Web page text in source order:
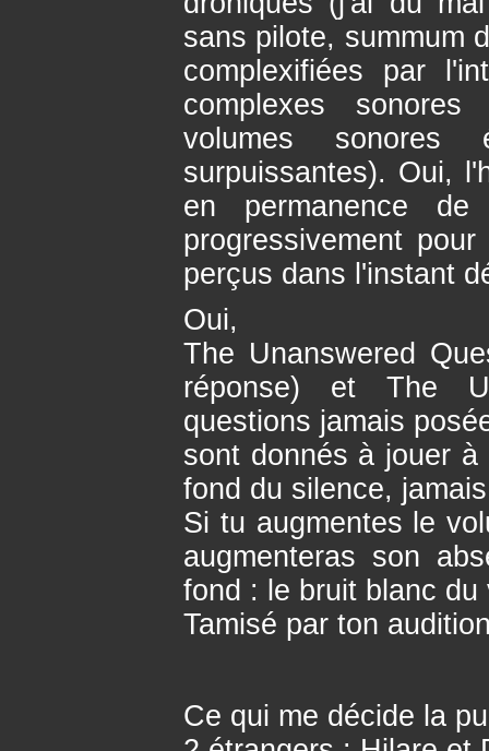
sans pilote, summum
complexifiées par
complexes
volumes sonores
surpuissantes). Oui,
en permanence
progressivement
perçus dans l'instant
Oui,
The Unanswered
réponse) et The
questions jamais
sont donnés à jouer
fond du silence,
Si tu augmentes le
augmenteras son
fond : le bruit blanc
Tamisé par ton
Ce qui me décide la